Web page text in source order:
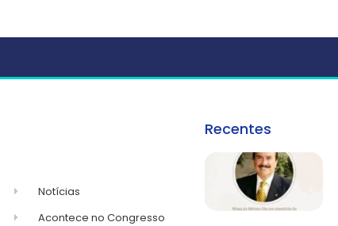
Notícias
Acontece no Congresso
Recentes